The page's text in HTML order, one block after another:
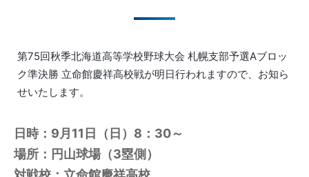
第75回秋季北海道高等学校野球大会 札幌支部予選Aブロッ
ク準決勝 立命館慶祥高校戦が明日行われますので、お知ら
せいたします。
日時：9月11日（日）8：30～
場所：円山球場（3塁側）